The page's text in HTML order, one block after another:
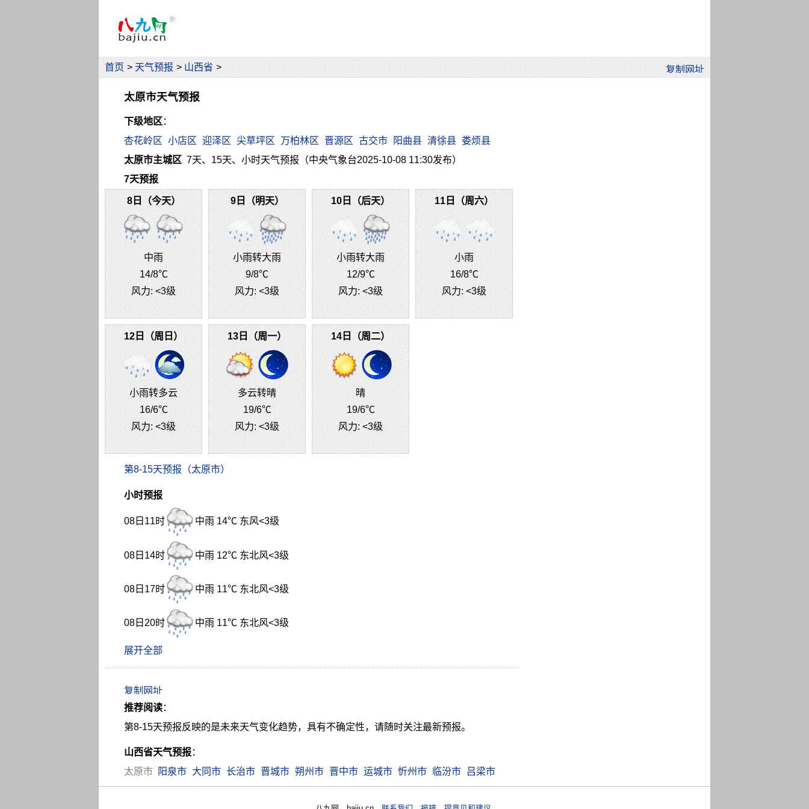
首页 > 天气预报 > 山西省 >
太原市天气预报
下级地区 ：
杏花岭区 小店区 迎泽区 尖草坪区 万柏林区 晋源区 古交市 阳曲县 清徐县 娄烦县
太原市主城区 7天、15天、小时天气预报（中央气象台2025-10-08 11:30发布）
7天预报
8日（今天）
中雨
14/8℃
风力: <3级
9日（明天）
小雨转大雨
9/8℃
风力: <3级
10日（后天）
小雨转大雨
12/9℃
风力: <3级
11日（周六）
小雨
16/8℃
风力: <3级
12日（周日）
小雨转多云
16/6℃
风力: <3级
13日（周一）
多云转晴
19/6℃
风力: <3级
14日（周二）
晴
19/6℃
风力: <3级
第8-15天预报（太原市）
小时预报
08日11时 中雨 14℃ 东风<3级
08日14时 中雨 12℃ 东北风<3级
08日17时 中雨 11℃ 东北风<3级
08日20时 中雨 11℃ 东北风<3级
展开全部
推荐阅读：
第8-15天预报反映的是未来天气变化趋势，具有不确定性，请随时关注最新预报。
山西省天气预报：
太原市
阳泉市 大同市 长治市 晋城市 朔州市 晋中市 运城市 忻州市 临汾市 吕梁市